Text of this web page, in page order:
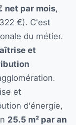
net par mois,
€). C'est
du métier.
et
et
d'énergie,
25.5 m² par an